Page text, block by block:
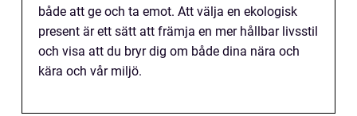
både att ge och ta emot. Att välja en ekologisk
present är ett sätt att främja en mer hållbar livsstil
och visa att du bryr dig om både dina nära och
kära och vår miljö.